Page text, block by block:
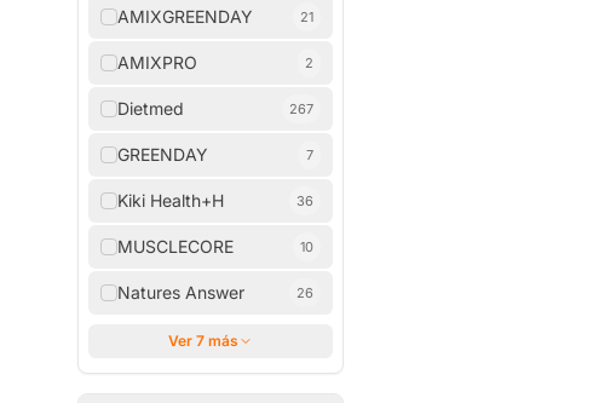
AMIXGREENDAY 21
AMIXPRO 2
Dietmed 267
GREENDAY 7
Kiki Health+H 36
MUSCLECORE 10
Natures Answer 26
Ver 7 más